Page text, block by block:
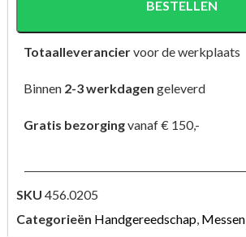
BESTELLEN
Totaalleveranciervoor de werkplaats
Binnen 2-3 werkdagen geleverd
Gratis bezorgingvanaf € 150,-
SKU 456.0205
Categorieën Handgereedschap, Messen